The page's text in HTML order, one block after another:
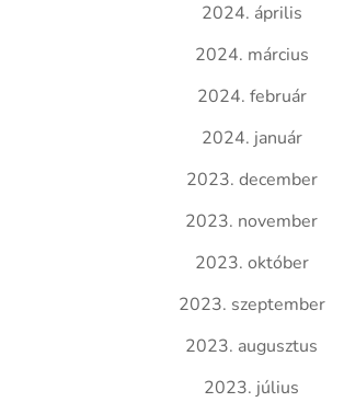
2024. április
2024. március
2024. február
2024. január
2023. december
2023. november
2023. október
2023. szeptember
2023. augusztus
2023. július